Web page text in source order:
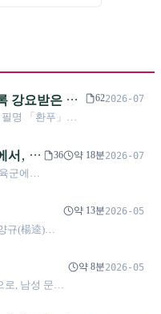
강요받은 사
문지를 떠받
명 「환푸」로
과 함께 타이완
「리(笠)」라는
지 않은 이 시사
622026-07
서, 어
군에서
42년
, 우회
232쪽
36 약 18분2026-07
(楊逵)가
, 문자가 고
약 13분2026-05
로, 남성 문인
약 8분2026-05